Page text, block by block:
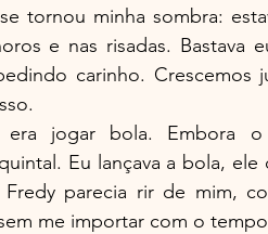
tornou minha sombra:
e nas risadas. Bastava
carinho. Crescemos
era jogar bola. Embora
Eu lançava a bola, ele
parecia rir de mim,
me importar com o